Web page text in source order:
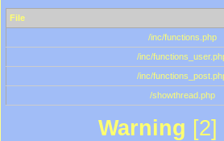
File
/inc/functions.php
/inc/
/inc/
/showthread.php
Warning